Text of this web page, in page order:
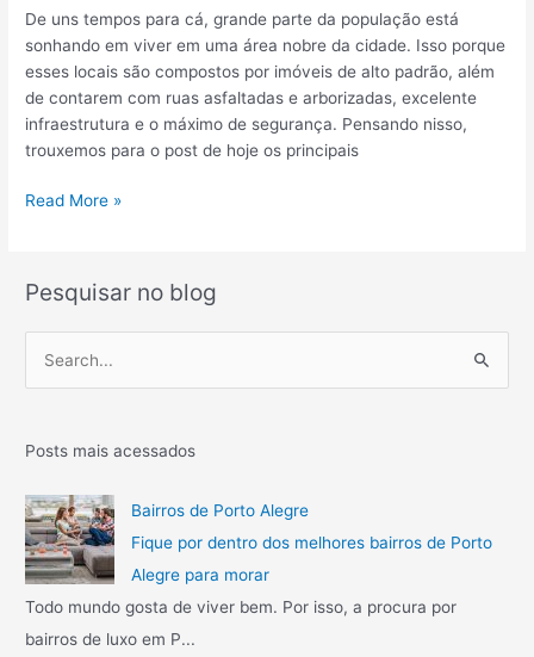
à
v
e
n
d
a
m
t
r
?
S
a
i
b
a
De uns tempos para cá, grande parte da população está
sonhando em viver em uma área nobre da cidade. Isso porque
esses locais são compostos por imóveis de alto padrão, além
de contarem com ruas asfaltadas e arborizadas, excelente
infraestrutura e o máximo de segurança. Pensando nisso,
trouxemos para o post de hoje os principais
B
r
o
u
o
e
m
o
r
Read More »
Pesquisar no blog
q
i
s
a
r
p
Posts mais acessados
Bairros de Porto Alegre
Fique por dentro dos melhores bairros de Porto
Alegre para morar
Todo mundo gosta de viver bem. Por isso, a procura por
bairros de luxo em P...